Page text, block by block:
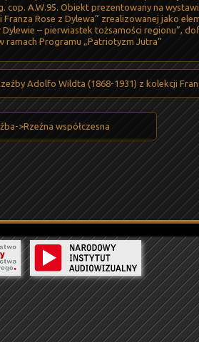
cop. A.W.95. Obiekt prezentowany na
Franza Rose z Dylewa” zrealizowanej jako
– pierwiastek tożsamości regionu”,
ramach Programu „Patriotyzm Jutra”
Adolfo Wildta (1868-1931) z kolekcji
>Rzeźna współczesna